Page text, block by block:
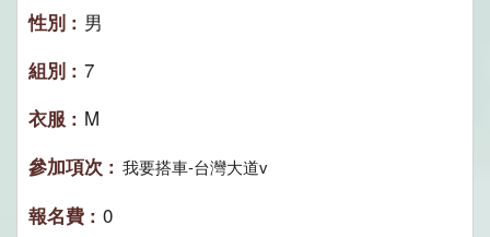
男
7
M
我要搭車-台灣大道v
0